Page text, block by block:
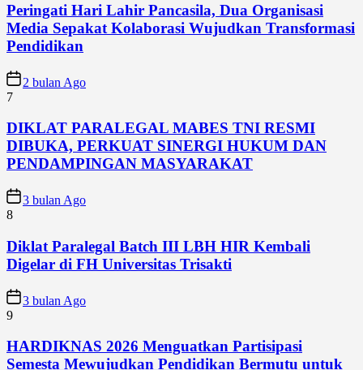
Peringati Hari Lahir Pancasila, Dua Organisasi
Media Sepakat Kolaborasi Wujudkan Transformasi
Pendidikan
2 bulan Ago
7
DIKLAT PARALEGAL MABES TNI RESMI
DIBUKA, PERKUAT SINERGI HUKUM DAN
PENDAMPINGAN MASYARAKAT
3 bulan Ago
8
Diklat Paralegal Batch III LBH HIR Kembali
Digelar di FH Universitas Trisakti
3 bulan Ago
9
HARDIKNAS 2026 Menguatkan Partisipasi
Semesta Mewujudkan Pendidikan Bermutu untuk